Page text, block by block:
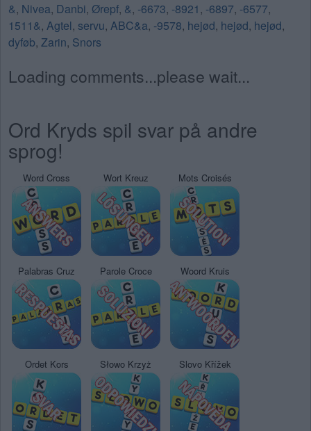
&, Nivea, Danbi, Ørepf, &, -6673, -8921, -6897, -6577,
1511&, Agtel, servu, ABC&a, -9578, hejød, hejød, hejød,
dyføb, Zarin, Snors
Loading comments...please wait...
Ord Kryds spil svar på andre
sprog!
Word Cross Wort Kreuz Mots Croisés
Palabras Cruz Parole Croce Woord Kruis
Ordet Kors Słowo Krzyż Slovo Křížek